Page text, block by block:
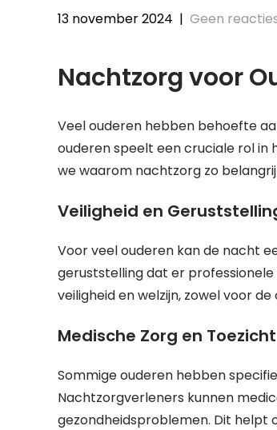
13 november 2024 | Geen
Nachtzorg voor
Veel ouderen hebben behoefte
ouderen speelt een cruciale rol in
we waarom nachtzorg zo
Veiligheid en
Voor veel ouderen kan de nacht
geruststelling dat er
veiligheid en welzijn, zowel voor
Medische Zorg en Toezicht
Sommige ouderen hebben
Nachtzorgverleners kunnen
gezondheidsproblemen. Dit